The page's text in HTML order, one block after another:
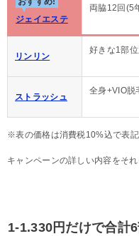
ジェイエステ
両脇12回(5
リンリン
好きな1部
ストラッシュ
全身+VIO脱
※表の価格は消費税10%込で表記
キャンペーンの詳しい内容をそれ
1-1.330円だけで合計